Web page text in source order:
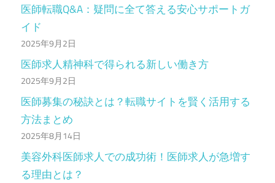
医師転職Q&A：疑問に全て答える安心サポートガ
イド
2025年9月2日
医師求人精神科で得られる新しい働き方
2025年9月2日
医師募集の秘訣とは？転職サイトを賢く活用する
方法まとめ
2025年8月14日
美容外科医師求人での成功術！医師求人が急増す
る理由とは？